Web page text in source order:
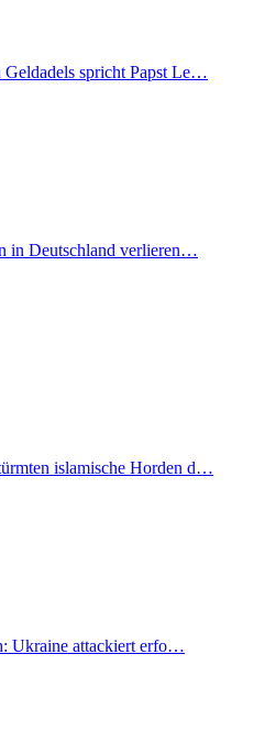
Geldadels spricht Papst Le…
in Deutschland verlieren…
islamische Horden d…
Ukraine attackiert erfo…